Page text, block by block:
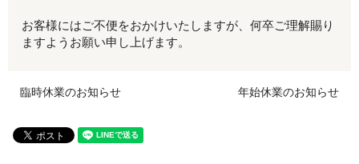
お客様にはご不便をおかけいたしますが、何卒ご理解賜り
ますようお願い申し上げます。
臨時休業のお知らせ 年始休業のお知らせ